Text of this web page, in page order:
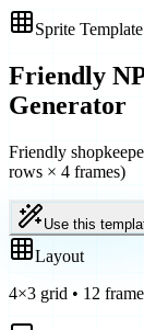
Sprite Template
Friendly
Generator
Friendly
rows × 4 frames)
Use this
Layout
4×3 grid • 12